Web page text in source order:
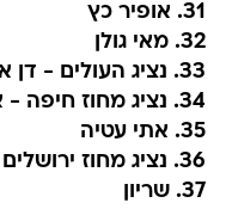
31. אופיר כץ
32. מאי גולן
33. נציג העולים - דן אילוז
34. נציג מחוז חיפה - אריאל קלנר
35. אתי עטיה
36. נציג מחוז ירושלים - עמית הלוי
37. שריון